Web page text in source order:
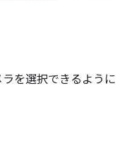
を選択できるように